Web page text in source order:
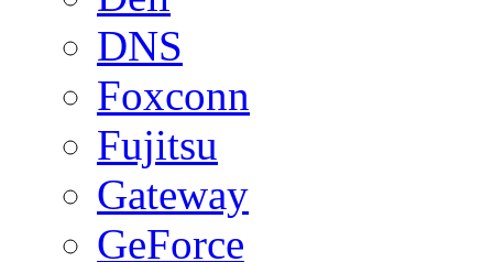
DNS
Foxconn
Fujitsu
Gateway
GeForce